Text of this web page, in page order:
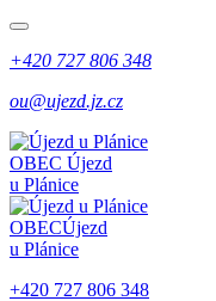
+420 727 806 348
ou@ujezd.jz.cz
OBEC Újezd
u Plánice
OBECÚjezd
u Plánice
+420 727 806 348